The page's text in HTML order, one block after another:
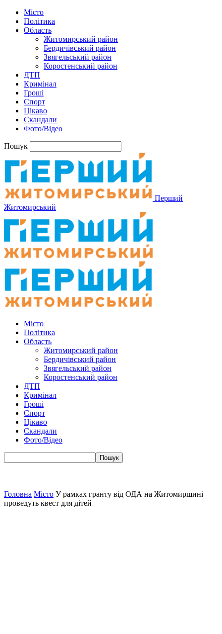
Місто
Політика
Область
Житомирський район
Бердичівський район
Звягельський район
Коростенський район
ДТП
Кримінал
Гроші
Спорт
Цікаво
Скандали
Фото/Відео
Пошук
Перший
Житомирський
Місто
Політика
Область
Житомирський район
Бердичівський район
Звягельський район
Коростенський район
ДТП
Кримінал
Гроші
Спорт
Цікаво
Скандали
Фото/Відео
Головна Місто У рамках гранту від ОДА на Житомирщині
проведуть квест для дітей